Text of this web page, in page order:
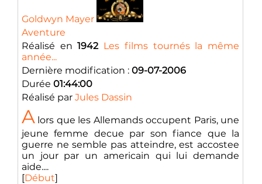
Goldwyn Mayer
Aventure
Réalisé en1942 Les films tournés la même
année...
Dernière modification : 09-07-2006
Durée 01:44:00
Réalisé par Jules Dassin
A lors que les Allemands occupent Paris, une
jeune femme decue par son fiance que la
guerre ne semble pas atteindre, est accostee
un jour par un americain qui lui demande
aide....
[Début]